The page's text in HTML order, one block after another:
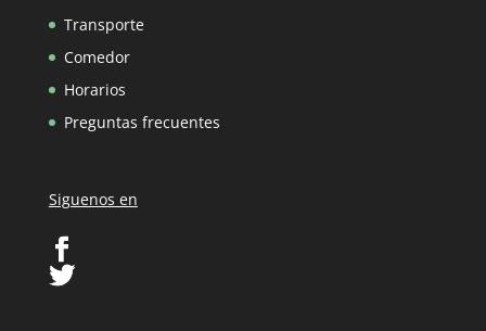
Transporte
Comedor
Horarios
Preguntas frecuentes
Siguenos en